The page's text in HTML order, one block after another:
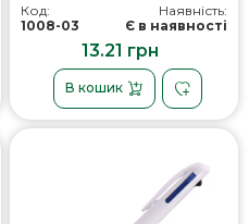
Код:
1008-03
Наявність:
Є в наявності
13.21 грн
В кошик